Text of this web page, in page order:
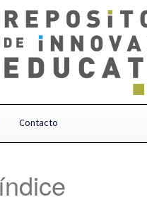
Contacto